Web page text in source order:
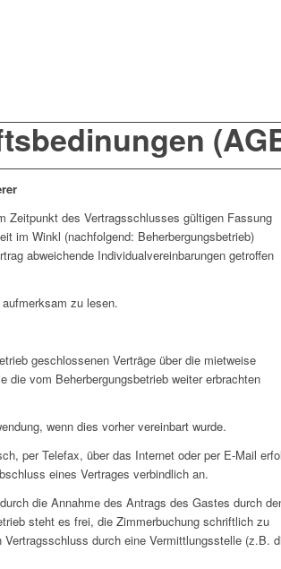
Zeitpunkt des Vertragsschlusses gültigen Fassung
im Winkl (nachfolgend: Beherbergungsbetrieb)
abweichende Individualvereinbarungen getroffen
zu lesen.
geschlossenen Verträge über die mietweise
die vom Beherbergungsbetrieb weiter erbrachten
wenn dies vorher vereinbart wurde.
per Telefax, über das Internet oder per E-Mail
eines Vertrages verbindlich an.
die Annahme des Antrags des Gastes durch
steht es frei, die Zimmerbuchung schriftlich zu
durch eine Vermittlungsstelle (z.B.